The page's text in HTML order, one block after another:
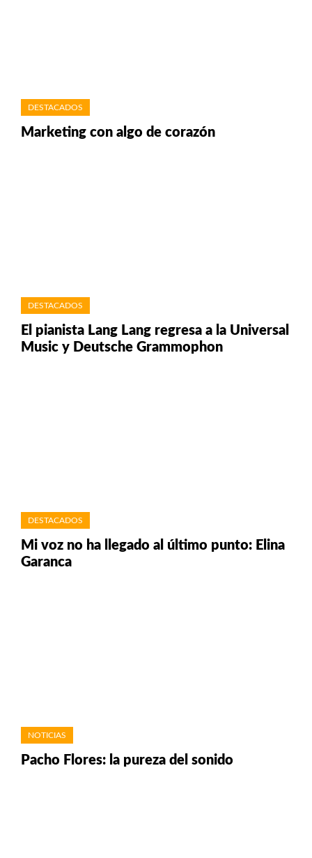
DESTACADOS
Marketing con algo de corazón
DESTACADOS
El pianista Lang Lang regresa a la Universal
Music y Deutsche Grammophon
DESTACADOS
Mi voz no ha llegado al último punto: Elina
Garanca
NOTICIAS
Pacho Flores: la pureza del sonido